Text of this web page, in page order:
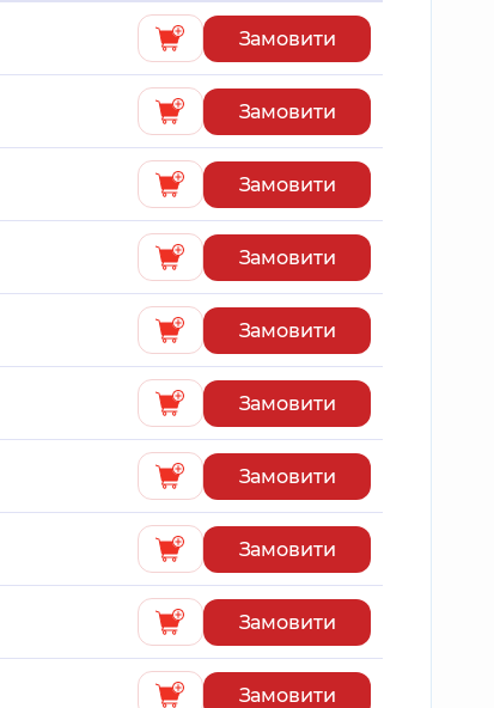
Замовити
Замовити
Замовити
Замовити
Замовити
Замовити
Замовити
Замовити
Замовити
Замовити